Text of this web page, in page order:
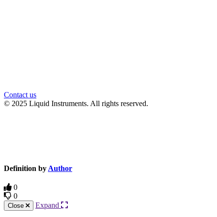
Contact us
© 2025 Liquid Instruments. All rights reserved.
Definition by Author
0
0
Close Expand